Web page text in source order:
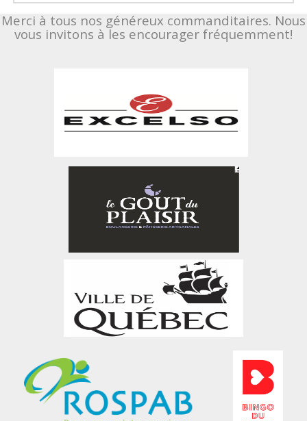
Merci à tous nos généreux commanditaires. Nous
vous invitons à les encourager fréquemment!